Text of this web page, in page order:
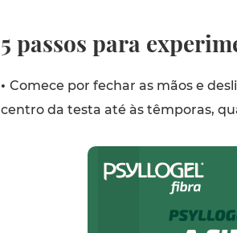
5 passos para
• Comece por fechar as mãos e
centro da testa até às têmporas,